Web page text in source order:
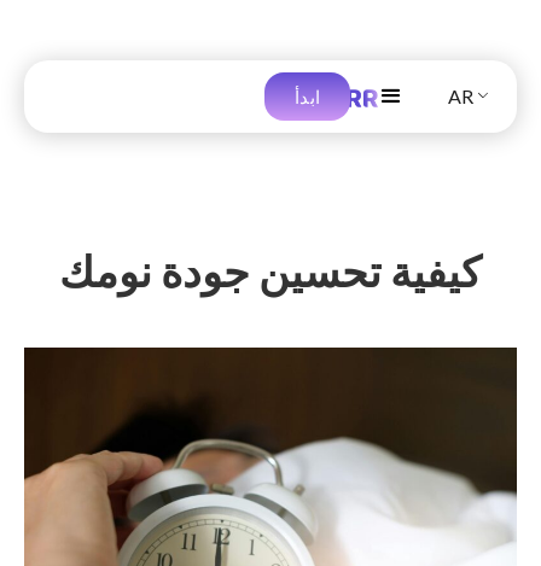
ابدأ AR
كيفية تحسين جودة نومك